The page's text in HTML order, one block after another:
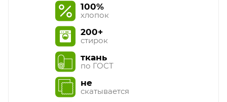
100%
хлопок
200+
стирок
ткань
по ГОСТ
не
скатывается